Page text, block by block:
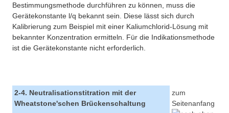
Bestimmungsmethode durchführen zu können, muss die
Gerätekonstante l/q bekannt sein. Diese lässt sich durch
Kalibrierung zum Beispiel mit einer Kaliumchlorid-Lösung mit
bekannter Konzentration ermitteln. Für die Indikationsmethode
ist die Gerätekonstante nicht erforderlich.
2-4. Neutralisationstitration mit der
Wheatstone'schen Brückenschaltung
zum
Seitenanfang